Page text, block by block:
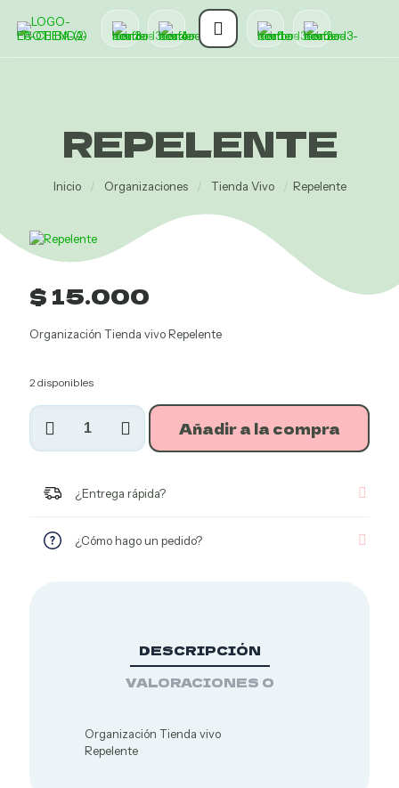
REPELENTE
Inicio / Organizaciones / Tienda Vivo / Repelente
$ 15.000
Organización Tienda vivo Repelente
2 disponibles
Repelente
Añadir a la compra
¿Entrega rápida?
¿Cómo hago un pedido?
DESCRIPCIÓN
VALORACIONES 0
Organización Tienda vivo
Repelente